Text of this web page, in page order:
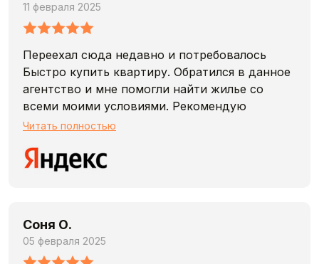
11 февраля 2025
Переехал сюда недавно и потребовалось
Быстро купить квартиру. Обратился в данное
агентство и мне помогли найти жилье со
всеми моими условиями. Рекомендую
риелторскую компанию Fox Estate!
Читать полностью
Соня О.
05 февраля 2025